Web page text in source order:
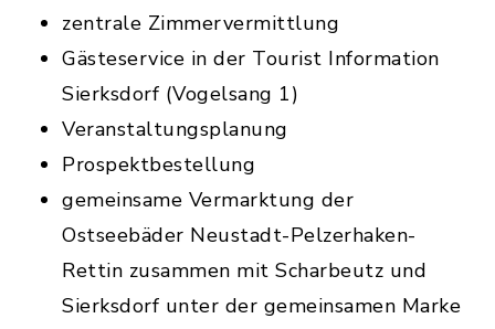
zentrale Zimmervermittlung
Gästeservice in der Tourist Information
Sierksdorf (Vogelsang 1)
Veranstaltungsplanung
Prospektbestellung
gemeinsame Vermarktung der
Ostseebäder Neustadt-Pelzerhaken-
Rettin zusammen mit Scharbeutz und
Sierksdorf unter der gemeinsamen Marke